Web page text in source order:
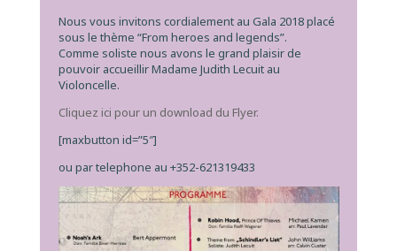
Nous vous invitons cordialement au Gala 2018 placé
sous le thème “From heroes and legends”.
Comme soliste nous avons le grand plaisir de
pouvoir accueillir Madame Judith Lecuit au
Violoncelle.
Cliquez ici pour un download du Flyer.
[maxbutton id=”5″]
ou par telephone au +352-621319433